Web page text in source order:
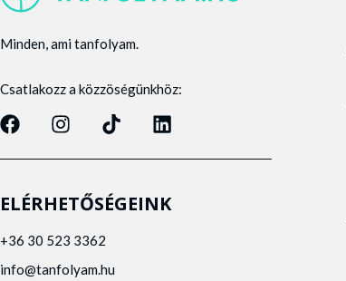
Minden, ami tanfolyam.
Csatlakozz a közzöségünkhöz:
ELÉRHETŐSÉGEINK
+36 30 523 3362
info@tanfolyam.hu